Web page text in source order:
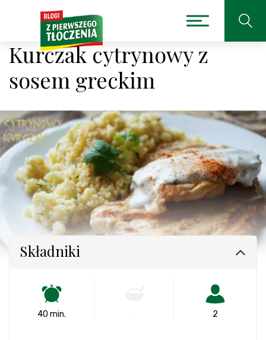
Kurczak cytrynowy z
sosem greckim
Składniki
40 min. 2